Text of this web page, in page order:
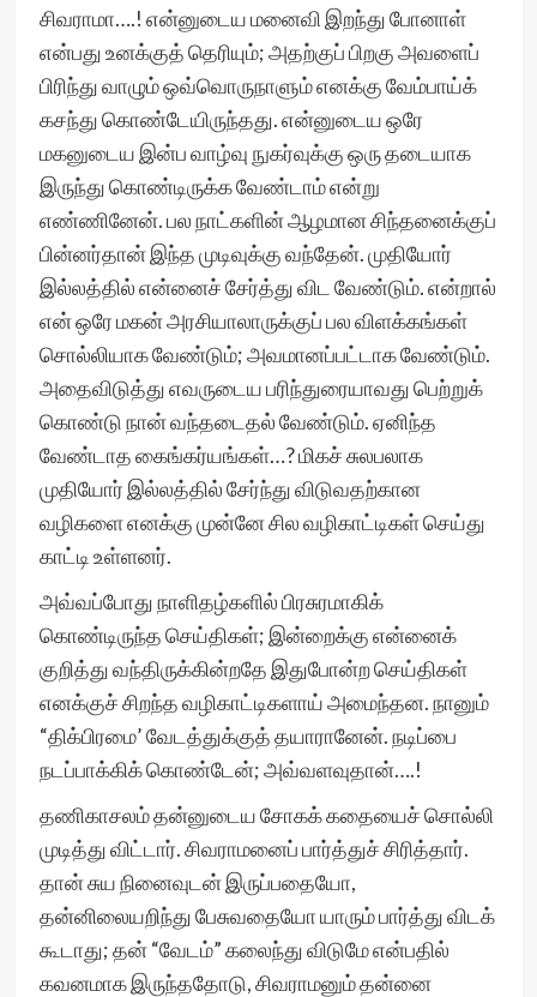
சிவராமா….! என்னுடைய மனைவி இறந்து போனாள்
என்பது உனக்குத் தெரியும்; அதற்குப் பிறகு அவளைப்
பிரிந்து வாழும் ஒவ்வொருநாளும் எனக்கு வேம்பாய்க்
கசந்து கொண்டேயிருந்தது. என்னுடைய ஒரே
மகனுடைய இன்ப வாழ்வு நுகர்வுக்கு ஒரு தடையாக
இருந்து கொண்டிருக்க வேண்டாம் என்று
எண்ணினேன். பல நாட்களின் ஆழமான சிந்தனைக்குப்
பின்னர்தான் இந்த முடிவுக்கு வந்தேன். முதியோர்
இல்லத்தில் என்னைச் சேர்த்து விட வேண்டும். என்றால்
என் ஒரே மகன் அரசியாலாருக்குப் பல விளக்கங்கள்
சொல்லியாக வேண்டும்; அவமானப்பட்டாக வேண்டும்.
அதைவிடுத்து எவருடைய பரிந்துரையாவது பெற்றுக்
கொண்டு நான் வந்தடைதல் வேண்டும். ஏனிந்த
வேண்டாத கைங்கர்யங்கள்…? மிகச் சுலபலாக
முதியோர் இல்லத்தில் சேர்ந்து விடுவதற்கான
வழிகளை எனக்கு முன்னே சில வழிகாட்டிகள் செய்து
காட்டி உள்ளனர்.
அவ்வப்போது நாளிதழ்களில் பிரசுரமாகிக்
கொண்டிருந்த செய்திகள்; இன்றைக்கு என்னைக்
குறித்து வந்திருக்கின்றதே இதுபோன்ற செய்திகள்
எனக்குச் சிறந்த வழிகாட்டிகளாய் அமைந்தன. நானும்
“திக்பிரமை’ வேடத்துக்குத் தயாரானேன். நடிப்பை
நடப்பாக்கிக் கொண்டேன்; அவ்வளவுதான்….!
தணிகாசலம் தன்னுடைய சோகக் கதையைச் சொல்லி
முடித்து விட்டார். சிவராமனைப் பார்த்துச் சிரித்தார்.
தான் சுய நினைவுடன் இருப்பதையோ,
தன்னிலையறிந்து பேசுவதையோ யாரும் பார்த்து விடக்
கூடாது; தன் “வேடம்” கலைந்து விடுமே என்பதில்
கவனமாக இருந்ததோடு, சிவராமனும் தன்னை